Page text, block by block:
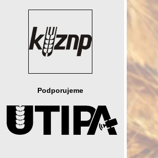
Podporujeme